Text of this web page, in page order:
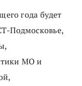
года будет
Подмосковье,
МО и